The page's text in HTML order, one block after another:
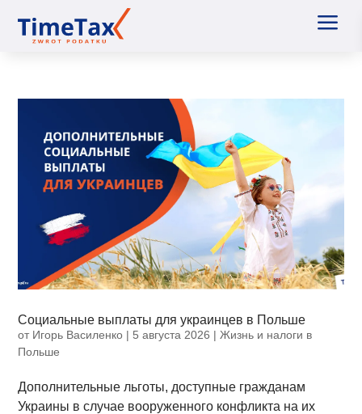
a
Социальные выплаты для украинцев в Польше
от Игорь Василенко | 5 августа 2026 |Жизнь и налоги в
Польше
Дополнительные льготы, доступные гражданам
Украины в случае вооруженного конфликта на их